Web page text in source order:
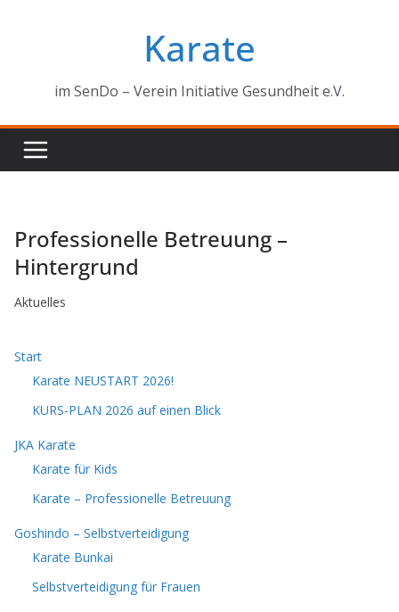
Karate
im SenDo – Verein Initiative Gesundheit e.V.
Professionelle Betreuung –
Hintergrund
Aktuelles
Start
Karate NEUSTART 2026!
KURS-PLAN 2026 auf einen Blick
JKA Karate
Karate für Kids
Karate – Professionelle Betreuung
Goshindo – Selbstverteidigung
Karate Bunkai
Selbstverteidigung für Frauen